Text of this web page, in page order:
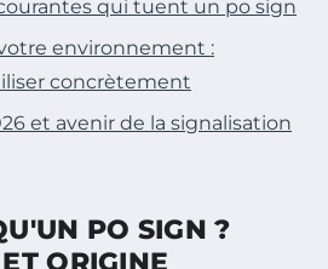
qui tuent un po sign
environnement :
concrètement
et avenir de la signalisation
PO SIGN ?
ORIGINE